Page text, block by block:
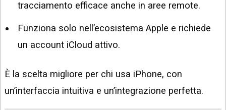
tracciamento efficace anche in aree remote.
Funziona solo nell’ecosistema Apple e richiede
un account iCloud attivo.
È la scelta migliore per chi usa iPhone, con
un’interfaccia intuitiva e un’integrazione perfetta.